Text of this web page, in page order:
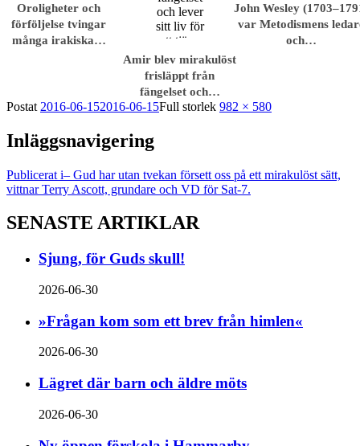
Oroligheter och
förföljelse tvingar
många irakiska…
Amir blev mirakulöst
frisläppt från
fängelset och…
John Wesley
var Metodismens
och…
Postat 2016-06-152016-06-15Full storlek 982 × 580
Inläggsnavigering
Publicerat i– Gud har utan tvekan försett oss på ett mirakulöst sätt,
vittnar Terry Ascott, grundare och VD för Sat-7.
SENASTE ARTIKLAR
Sjung, för Guds skull!
2026-06-30
»Frågan kom som ett brev från himlen«
2026-06-30
Lägret där barn och äldre möts
2026-06-30